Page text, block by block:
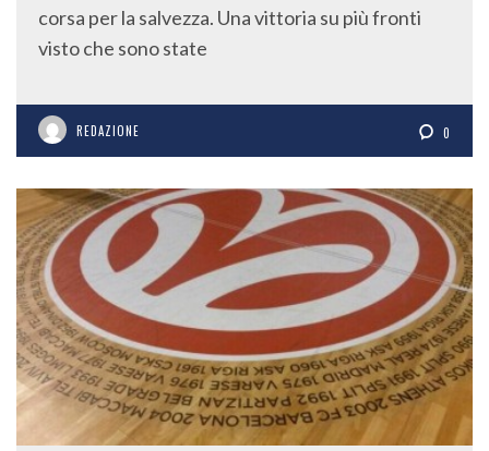
corsa per la salvezza. Una vittoria su più fronti
visto che sono state
REDAZIONE 0